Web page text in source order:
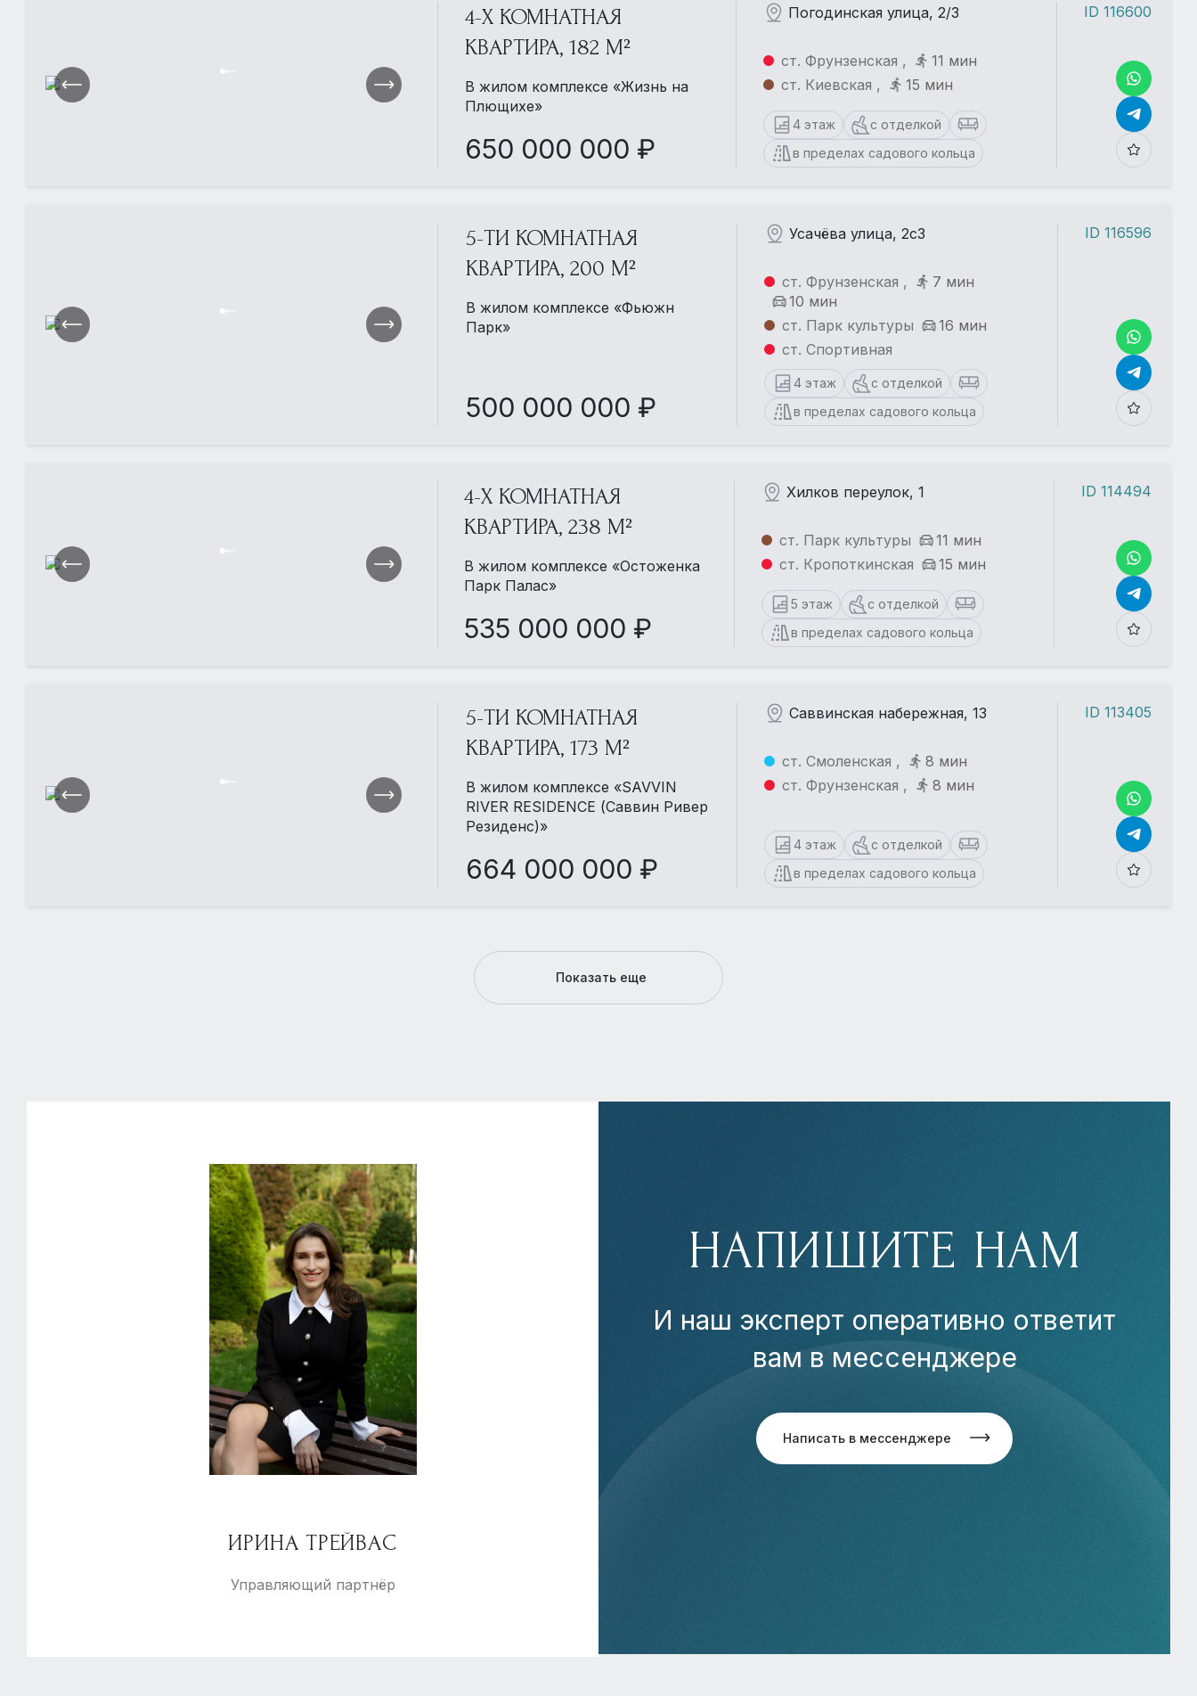
4-Х КОМНАТНАЯ
КВАРТИРА, 182 М²
В жилом комплексе «Жизнь на
Плющихе»
650 000 000 ₽
Погодинская улица, 2/3
ст. Фрунзенская ,
11 мин
ст. Киевская ,
15 мин
4 этаж
с отделкой
в пределах садового кольца
ID 116600
5-ТИ КОМНАТНАЯ
КВАРТИРА, 200 М²
В жилом комплексе «Фьюжн
Парк»
500 000 000 ₽
Усачёва улица, 2с3
ст. Фрунзенская ,
7 мин
10 мин
ст. Парк культуры
16 мин
ст. Спортивная
4 этаж
с отделкой
в пределах садового кольца
ID 116596
4-Х КОМНАТНАЯ
КВАРТИРА, 238 М²
В жилом комплексе «Остоженка
Парк Палас»
535 000 000 ₽
Хилков переулок, 1
ст. Парк культуры
11 мин
ст. Кропоткинская
15 мин
5 этаж
с отделкой
в пределах садового кольца
ID 114494
5-ТИ КОМНАТНАЯ
КВАРТИРА, 173 М²
В жилом комплексе «SAVVIN
RIVER RESIDENCE (Саввин Ривер
Резиденс)»
664 000 000 ₽
Саввинская набережная, 13
ст. Смоленская ,
8 мин
ст. Фрунзенская ,
8 мин
4 этаж
с отделкой
в пределах садового кольца
ID 113405
Показать еще
ИРИНА ТРЕЙВАС
Управляющий партнёр
НАПИШИТЕ НАМ
И наш эксперт оперативно ответит
вам в мессенджере
Написать в мессенджере